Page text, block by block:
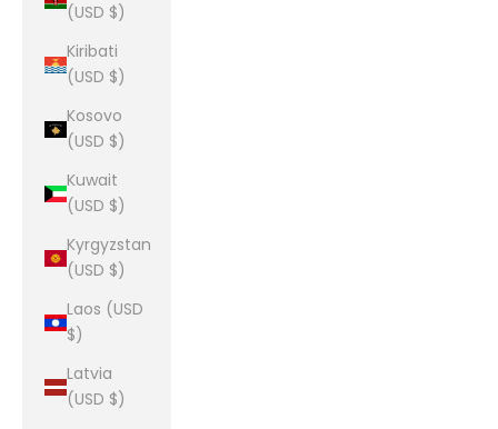
(USD $)
Kiribati
(USD $)
Kosovo
(USD $)
Kuwait
(USD $)
Kyrgyzstan
(USD $)
Laos (USD
$)
Latvia
(USD $)